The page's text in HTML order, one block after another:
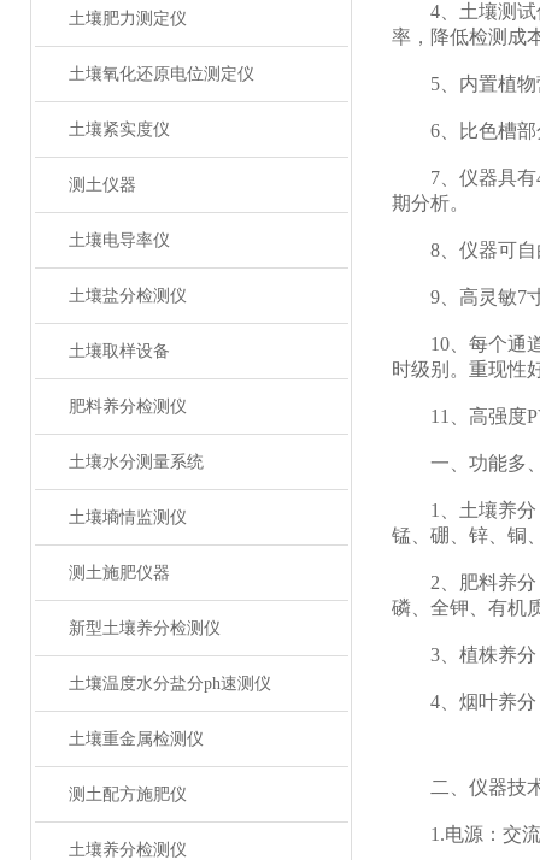
土壤肥力测定仪
土壤氧化还原电位测定仪
土壤紧实度仪
测土仪器
土壤电导率仪
土壤盐分检测仪
土壤取样设备
肥料养分检测仪
土壤水分测量系统
土壤墒情监测仪
测土施肥仪器
新型土壤养分检测仪
土壤温度水分盐分ph速测仪
土壤重金属检测仪
测土配方施肥仪
土壤养分检测仪
4、土壤测试仪
率，降低检测成
5、内置植物营
6、比色槽部分
7、仪器具有
期分析。
8、仪器可自由
9、高灵敏7寸
10、每个通道
时级别。重现性
11、高强度
一、功能多、
1、土壤养分：
锰、硼、锌、铜
2、肥料养分：
磷、全钾、有机
3、植株养分：
4、烟叶养分：
二、仪器技
1.电源：交流